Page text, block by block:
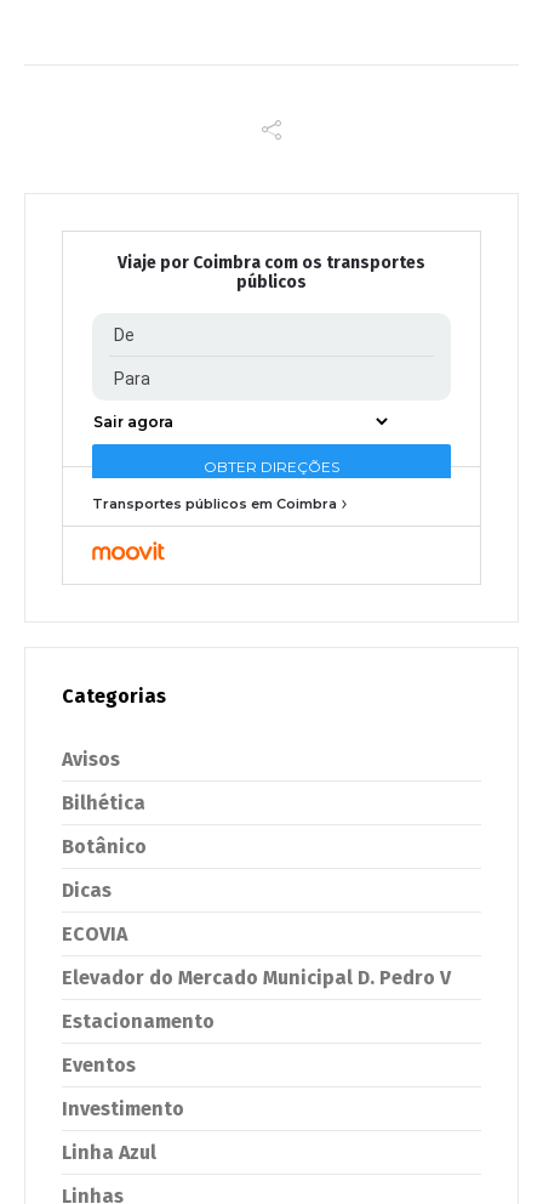
Viaje por Coimbra com os transportes
públicos
Transportes públicos em Coimbra
Categorias
Avisos
Bilhética
Botânico
Dicas
ECOVIA
Elevador do Mercado Municipal D. Pedro V
Estacionamento
Eventos
Investimento
Linha Azul
Linhas